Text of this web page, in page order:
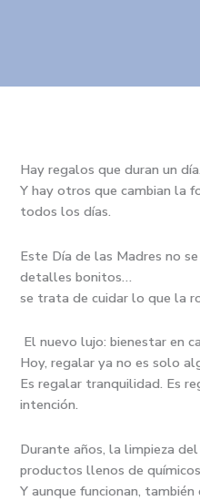
Hay regalos que duran un día.
Y hay otros que cambian la
todos los días.
Este Día de las Madres no
detalles bonitos…
se trata de cuidar lo que la
El nuevo lujo: bienestar en
Hoy, regalar ya no es solo
Es regalar tranquilidad. Es
intención.
Durante años, la limpieza
productos llenos de
Y aunque funcionan,